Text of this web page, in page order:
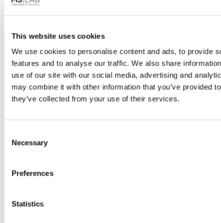
This website uses cookies
We use cookies to personalise content and ads, to provide
features and to analyse our traffic. We also share
use of our site with our social media, advertising and
may combine it with other information that you’ve provided
they’ve collected from your use of their services.
Selection
Necessary
Preferences
Statistics
departamentos especializados en investigación
ingredientes sofisticados tecnologías dermatológicas y
La investigación constante permite desarrollar
soluciones cosméticas alineadas con las nuevas
demandas del consumidor relacionadas conhealthy
agingwellness beautyycosmética regenerativa
internacionales exige altos estándares de calidad,
cumplimiento normativo y flexibilidad productiva.
La fabricación bajo normativas